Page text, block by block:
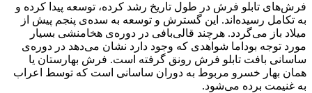
فرش‌های تابلو فرش در طول تاریخ رشد کرده‌، توسعه پیدا کرده و
به تکامل رسیده‌اند. این گسترش و توسعه به سده‌ی پنجم پیش از
میلاد باز می‌گردد. هرچند قالی‌بافی در دوره‌ی هخامنشی بسیار
مورد توجه بوداما شواهدی که وجود دارد نشان می‌دهد در دوره‌ی
ساسانی بافت تابلو فرش رونق گرفته است. فرش بهارستان یا
همان بهار خسرو مربوط به دوران ساسانی است که توسط اعراب
به غنیمت برده می‌شود.